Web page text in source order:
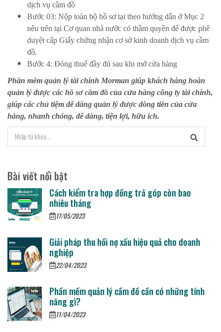
dịch vụ cầm đồ
Bước 03: Nộp toàn bộ hồ sơ tại theo hướng dẫn ở Mục 2
nêu trên tại Cơ quan nhà nước có thầm quyền để được phê
duyệt cấp Giấy chứng nhận cơ sở kinh doanh dịch vụ cầm
đồ.
Bước 4: Đóng thuế đầy đủ sau khi mở cửa hàng
Phần mềm quản lý tài chính Morman giúp khách hàng hoàn
quản lý được các hồ sơ cầm đồ của cửa hàng công ty tài chính,
giúp các chủ tiệm dễ dàng quản lý được dòng tiền của cửa
hàng, nhanh chóng, dễ dàng, tiện lợi, hữu ích.
Bài viết nổi bật
Cách kiểm tra hợp đồng trả góp còn bao
nhiêu tháng
17/05/2023
Giải pháp thu hồi nợ xấu hiệu quả cho doanh
nghiệp
22/04/2023
Phần mềm quản lý cầm đồ cần có những tính
năng gì?
11/04/2023